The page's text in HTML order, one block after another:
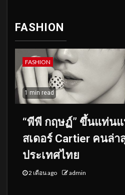
FASHION
FASHION
1 min read
“พีพี กฤษฏ์” ขึ้นแท่น
สเดอร์ Cartier คนล่า
ประเทศไทย
2 เดือน ago admin